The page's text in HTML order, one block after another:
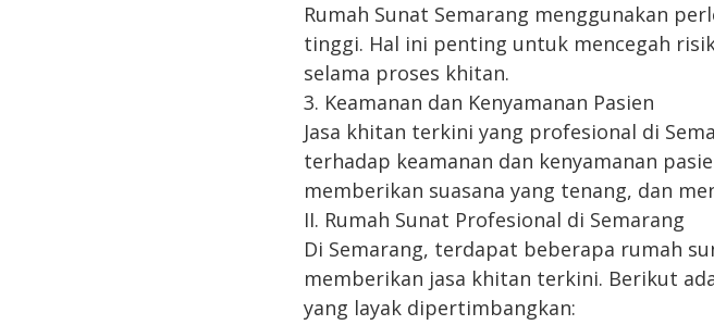
Rumah Sunat Semarang menggunakan
tinggi. Hal ini penting untuk mencegah
selama proses khitan.
3. Keamanan dan Kenyamanan Pasien
Jasa khitan terkini yang profesional di
terhadap keamanan dan kenyamanan
memberikan suasana yang tenang, dan
II. Rumah Sunat Profesional di Semarang
Di Semarang, terdapat beberapa rumah
memberikan jasa khitan terkini. Berikut
yang layak dipertimbangkan: